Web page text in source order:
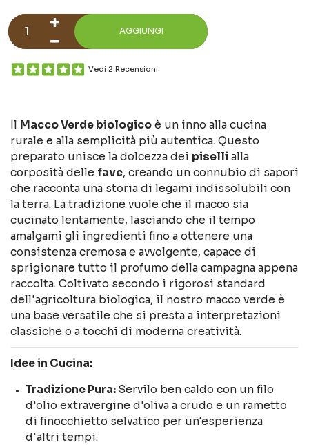
AGGIUNGI
Vedi 2 Recensioni
Il Macco Verde biologico è un inno alla cucina
rurale e alla semplicità più autentica. Questo
preparato unisce la dolcezza dei piselli alla
corposità delle fave, creando un connubio di sapori
che racconta una storia di legami indissolubili con
la terra. La tradizione vuole che il macco sia
cucinato lentamente, lasciando che il tempo
amalgami gli ingredienti fino a ottenere una
consistenza cremosa e avvolgente, capace di
sprigionare tutto il profumo della campagna appena
raccolta. Coltivato secondo i rigorosi standard
dell'agricoltura biologica, il nostro macco verde è
una base versatile che si presta a interpretazioni
classiche o a tocchi di moderna creatività.
Idee in Cucina:
Tradizione Pura: Servilo ben caldo con un filo
d'olio extravergine d'oliva a crudo e un rametto
di finocchietto selvatico per un'esperienza
d'altri tempi.